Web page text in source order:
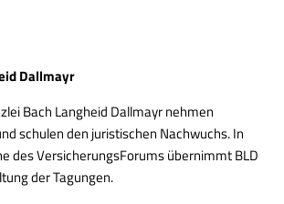
Dallmayr
Bach Langheid Dallmayr nehmen
schulen den juristischen Nachwuchs. In
des VersicherungsForums übernimmt BLD
der Tagungen.